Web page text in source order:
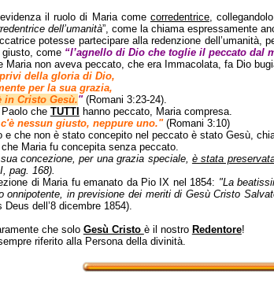
il ruolo di Maria come corredentrice,
dell’umanità”, come la chiama espressamente
potesse partecipare alla redenzione
come “l’agnello di Dio che toglie il peccato dal
Maria non aveva peccato, che era Immacolata, fa Dio
della gloria di Dio,
per la sua grazia,
in Cristo Gesù." (Romani 3:23-24).
che TUTTI
hanno peccato, Maria compresa.
nessun giusto, neppure uno." (Romani 3:10)
e che non è stato concepito nel peccato è stato Gesù,
Maria fu concepita senza peccato.
concezione, per una grazia speciale, è stata
pag. 168).
di Maria fu emanato da Pio IX nel 1854: "La
onnipotente, in previsione dei meriti di Gesù Cristo
dell’8 dicembre 1854).
che solo Gesù Cristo è il nostro Redentore!
riferito alla Persona della divinità.